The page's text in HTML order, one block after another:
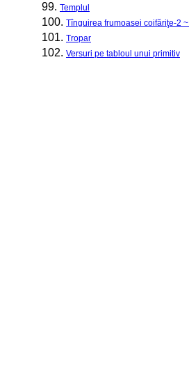
99. Templul
100. Tînguirea frumoasei coifăriţe-2 ~
101. Tropar
102. Versuri pe tabloul unui primitiv